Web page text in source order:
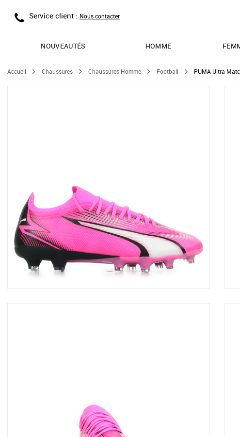
Service client : Nous contacter
NOUVEAUTÉS HOMME
Accueil Chaussures Chaussures Homme Football PUMA Ultra